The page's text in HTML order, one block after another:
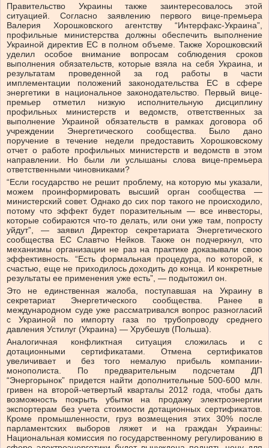
Правительство Украины также заинтересовалось этой
ситуацией. Согласно заявлению первого вице-премьера
Валерия Хорошковского агентству “Интерфакс-Украина”,
профильные министерства должны обеспечить выполнение
Украиной директив ЕС в полном объеме. Также Хорошковский
уделил особое внимание вопросам соблюдения сроков
выполнения обязательств, которые взяла на себя Украина, и
результатам проведенной за год работы в части
имплементации положений законодательства ЕС в сфере
энергетики в национальное законодательство. Первый вице-
премьер отметил низкую исполнительную дисциплину
профильных министерств и ведомств, ответственных за
выполнение Украиной обязательств в рамках договора об
учреждении Энергетического сообщества. Было дано
поручение в течение недели предоставить Хорошковскому
отчет о работе профильных министерств и ведомств в этом
направлении. Но были ли услышаны слова вице-премьера
ответственными чиновниками?
“Если государство не решит проблему, на которую мы указали,
можем проинформировать высший орган сообщества —
министерский совет. Однако до сих пор такого не происходило,
потому что эффект будет поразительным — все инвесторы,
которые собираются что-то делать, или они уже там, попросту
уйдут”, — заявил Директор секретариата Энергетического
сообщества ЕС Славтчо Нейков. Также он подчеркнул, что
механизмы организации не раз на практике доказывали свою
эффективность. “Есть формальная процедура, по которой, к
счастью, еще не приходилось доходить до конца. И конкретные
результаты ее применения уже есть”, — подытожил он.
Это не единственная жалоба, поступавшая на Украину в
секретариат Энергетического сообщества. Ранее в
международном суде уже рассматривался вопрос разногласий
с Украиной по импорту газа по трубопроводу среднего
давления Устилуг (Украина) — Хрубешув (Польша).
Аналогичная конфликтная ситуация сложилась и с
дотационными сертификатами. Отмена сертификатов
увеличивает и без того немалую прибыль компании-
монополиста. По предварительным подсчетам ДП
“Энергорынок” придется найти дополнительные 500-600 млн.
гривен на второй-четвертый кварталы 2012 года, чтобы дать
возможность покрыть убытки на продажу электроэнергии
экспортерам без учета стоимости дотационных сертификатов.
Кроме промышленности, груз возмещения этих 30% после
парламентских выборов ляжет и на граждан Украины:
Национальная комиссия по государственному регулированию в